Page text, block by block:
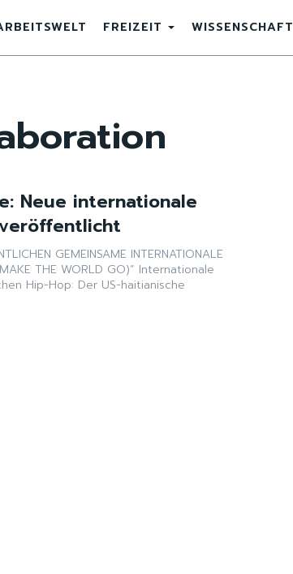
FREIZEIT WISSENSCHAFT
Neue internationale
veröffentlicht
GEMEINSAME INTERNATIONALE
WORLD GO)“ Internationale
Hip-Hop: Der US-haitianische